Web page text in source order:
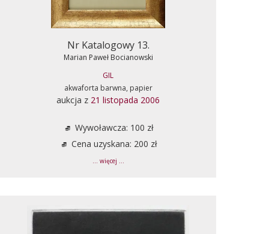
Nr Katalogowy 13.
Marian Paweł Bocianowski
GIL
akwaforta barwna, papier
aukcja z 21 listopada 2006
Wywoławcza: 100 zł
Cena uzyskana: 200 zł
... więcej ...